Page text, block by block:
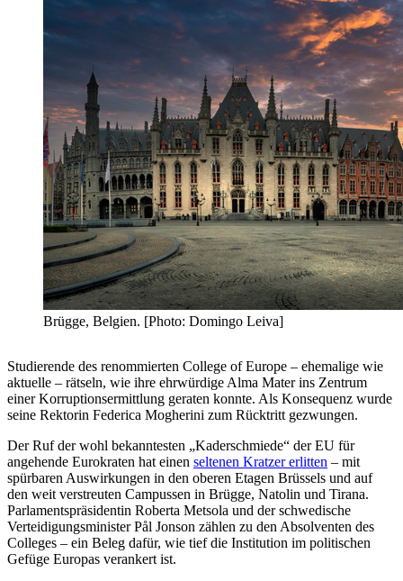
Brügge, Belgien. [Photo: Domingo Leiva]
Studierende des renommierten College of Europe – ehemalige wie
aktuelle – rätseln, wie ihre ehrwürdige Alma Mater ins Zentrum
einer Korruptionsermittlung geraten konnte. Als Konsequenz wurde
seine Rektorin Federica Mogherini zum Rücktritt gezwungen.
Der Ruf der wohl bekanntesten „Kaderschmiede“ der EU für
angehende Eurokraten hat einen seltenen Kratzer erlitten – mit
spürbaren Auswirkungen in den oberen Etagen Brüssels und auf
den weit verstreuten Campussen in Brügge, Natolin und Tirana.
Parlamentspräsidentin Roberta Metsola und der schwedische
Verteidigungsminister Pål Jonson zählen zu den Absolventen des
Colleges – ein Beleg dafür, wie tief die Institution im politischen
Gefüge Europas verankert ist.